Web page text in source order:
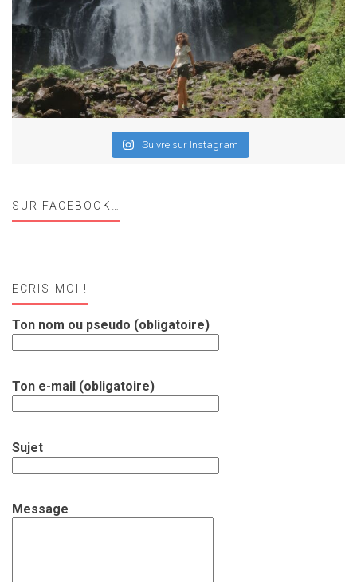
Suivre sur Instagram
SUR FACEBOOK…
ECRIS-MOI !
Ton nom ou pseudo (obligatoire)
Ton e-mail (obligatoire)
Sujet
Message